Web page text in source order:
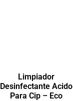
Limpiador
Desinfectante Acido
Para Cip – Eco